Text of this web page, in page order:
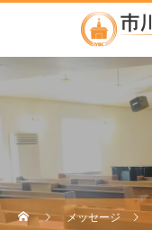
メッセージ